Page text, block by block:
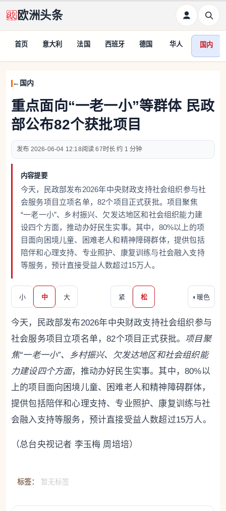
欧洲头条
首页 意大利 法国 西班牙 德国 华人 国内
国内
重点面向“一老一小”等群体 民政
部公布82个获批项目
2026-06-04 12:18 67 约 1 分钟
内容提要
今天，民政部发布2026年中央财政支持社会组织参与社
会服务项目立项名单，82个项目正式获批。项目聚焦
“一老一小”、乡村振兴、欠发达地区和社会组织能力建
设四个方面，推动办好民生实事。其中，80%以上的项
目面向困境儿童、困难老人和精神障碍群体，提供包括
陪伴和心理支持、专业照护、康复训练与社会融入支持
等服务，预计直接受益人数超过15万人。
小 中 大 紧 松 ◐ 暖色
今天，民政部发布2026年中央财政支持社会组织参与
社会服务项目立项名单，82个项目正式获批。 项目聚
焦“一老一小”、乡村振兴、欠发达地区和社会组织能
力建设四个方面，推动办好民生实事。其中，80%以
上的项目面向困境儿童、困难老人和精神障碍群体，
提供包括陪伴和心理支持、专业照护、康复训练与社
会融入支持等服务，预计直接受益人数超过15万人。
（总台央视记者 李玉梅 周培培）
标签： 暂无标签